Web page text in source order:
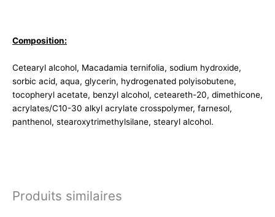
Composition:
Cetearyl alcohol, Macadamia ternifolia, sodium hydroxide,
sorbic acid, aqua, glycerin, hydrogenated polyisobutene,
tocopheryl acetate, benzyl alcohol, ceteareth-20, dimethicone,
acrylates/C10-30 alkyl acrylate crosspolymer, farnesol,
panthenol, stearoxytrimethylsilane, stearyl alcohol.
Produits similaires